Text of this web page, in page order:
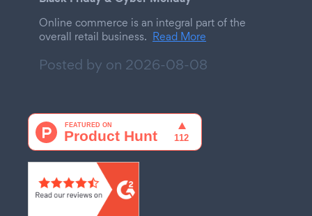
Online commerce is an integral part of the
overall retail business. Read More
Posted by on 2026-08-08